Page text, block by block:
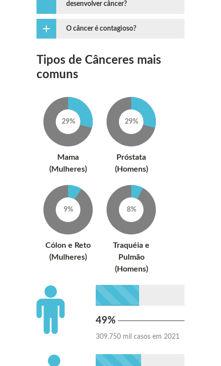
desenvolver câncer?
O câncer é contagioso?
Tipos de Cânceres mais
comuns
29%
Mama
(Mulheres)
29%
Próstata
(Homens)
9%
Cólon e Reto
(Mulheres)
8%
Traquéia e
Pulmão
(Homens)
49%
309.750 mil casos em 2021